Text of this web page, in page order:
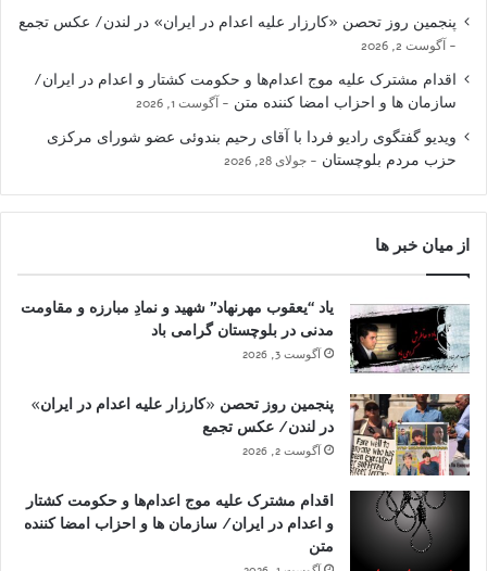
پنجمین روز تحصن «کارزار علیه اعدام در ایران» در لندن/ عکس تجمع
آگوست 2, 2026
اقدام مشترک علیه موج اعدام‌ها و حکومت کشتار و اعدام در ایران/
سازمان ها و احزاب امضا کننده متن
آگوست 1, 2026
ویدیو گفتگوی رادیو فردا با آقای رحیم بندوئی عضو شورای مرکزی
حزب مردم بلوچستان
جولای 28, 2026
از میان خبر ها
یاد “یعقوب مهرنهاد” شهید و نمادِ مبارزه و مقاومت
مدنی در بلوچستان گرامی باد
آگوست 3, 2026
پنجمین روز تحصن «کارزار علیه اعدام در ایران»
در لندن/ عکس تجمع
آگوست 2, 2026
اقدام مشترک علیه موج اعدام‌ها و حکومت کشتار
و اعدام در ایران/ سازمان ها و احزاب امضا کننده
متن